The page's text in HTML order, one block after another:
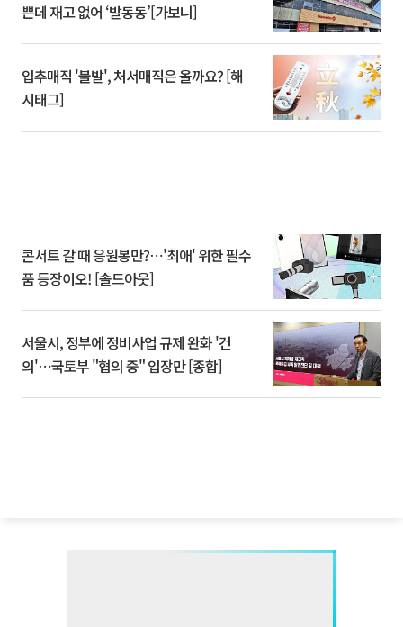
쁜데 재고 없어 ‘발동동’[가보니]
입추매직 '불발', 처서매직은 올까요? [해
시태그]
콘서트 갈 때 응원봉만?⋯'최애' 위한 필수
품 등장이오! [솔드아웃]
서울시, 정부에 정비사업 규제 완화 '건
의'⋯국토부 "협의 중" 입장만 [종합]